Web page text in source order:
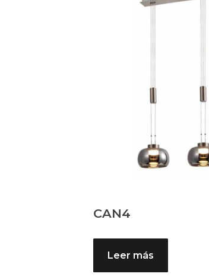
CAN4
Leer más